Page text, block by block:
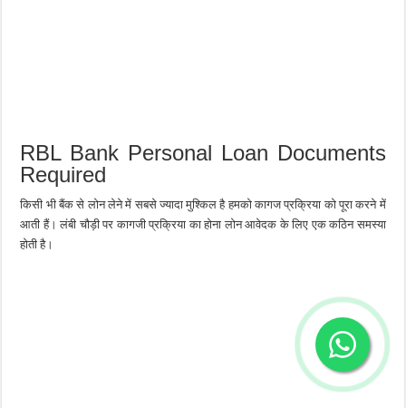
RBL Bank Personal Loan Documents
Required
किसी भी बैंक से लोन लेने में सबसे ज्यादा मुश्किल है हमको कागज प्रक्रिया को पूरा करने में
आती हैं। लंबी चौड़ी पर कागजी प्रक्रिया का होना लोन आवेदक के लिए एक कठिन समस्या
होती है।